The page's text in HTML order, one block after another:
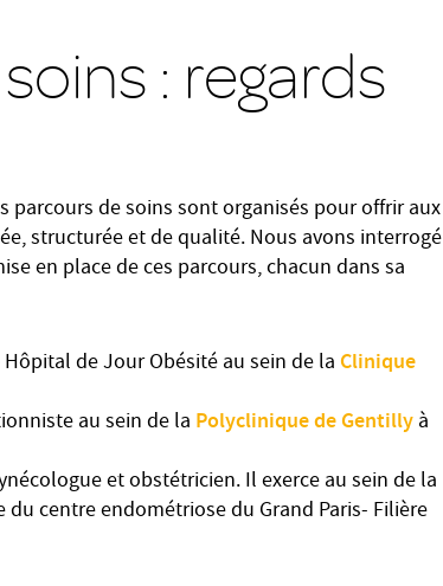
: regards
parcours de soins sont organisés pour offrir aux
structurée et de qualité. Nous avons interrogé
en place de ces parcours, chacun dans sa
de Jour Obésité au sein de la Clinique
au sein de la Polyclinique de Gentillyà
et obstétricien. Il exerce au sein de la
centre endométriose du Grand Paris- Filière